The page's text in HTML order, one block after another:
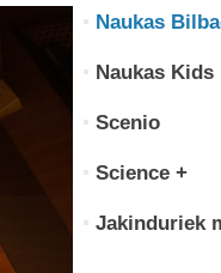
Naukas
Naukas Kids
Scenio
Science +
Jakinduriek